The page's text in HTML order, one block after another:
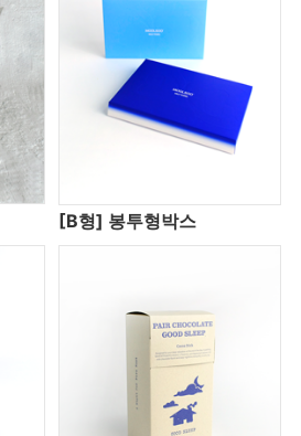
[B형] 봉투형박스